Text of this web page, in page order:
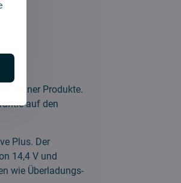
seiner Produkte.
auf den
Plus. Der
14,4 V und
wie Überladungs-